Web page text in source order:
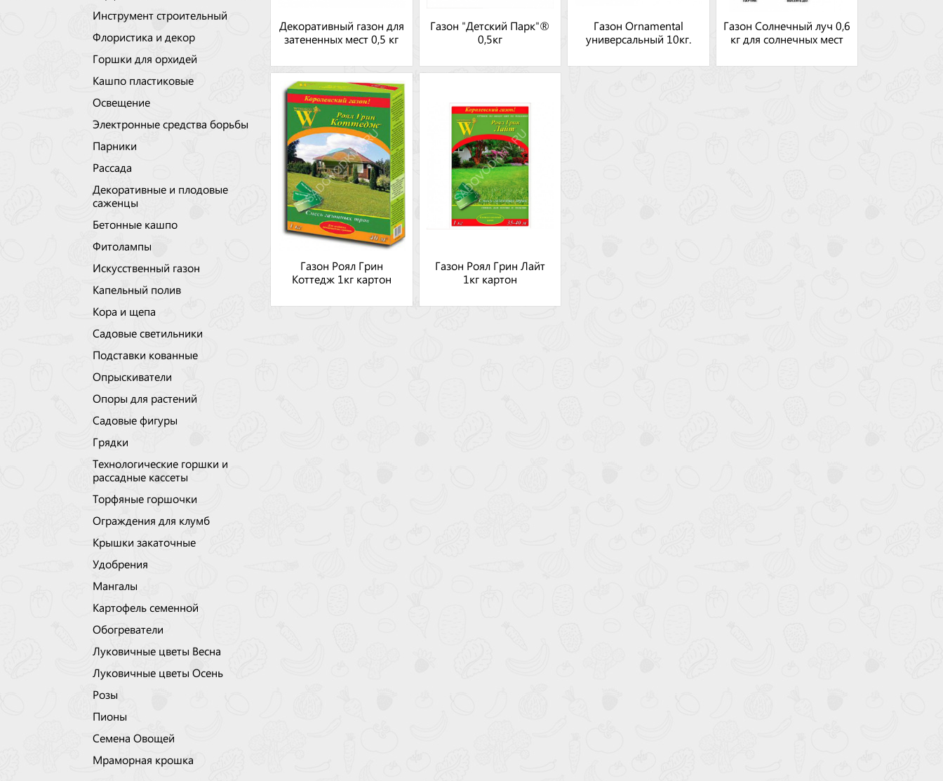
Инструмент строительный
Флористика и декор
Горшки для орхидей
Кашпо пластиковые
Освещение
Электронные средства борьбы
Парники
Рассада
Декоративные и плодовые
саженцы
Бетонные кашпо
Фитолампы
Искусственный газон
Капельный полив
Кора и щепа
Садовые светильники
Подставки кованные
Опрыскиватели
Опоры для растений
Садовые фигуры
Грядки
Технологические горшки и
рассадные кассеты
Торфяные горшочки
Ограждения для клумб
Крышки закаточные
Удобрения
Мангалы
Картофель семенной
Обогреватели
Луковичные цветы Весна
Луковичные цветы Осень
Розы
Пионы
Семена Овощей
Мраморная крошка
Декоративный газон для
затененных мест 0,5 кг
Газон "Детский Парк"®
0,5кг
Газон Ornamental
универсальный 10кг.
Газон Солнечный луч 0,6
кг для солнечных мест
Газон Роял Грин
Коттедж 1кг картон
Газон Роял Грин Лайт
1кг картон